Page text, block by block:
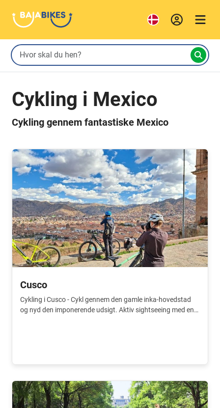
Cykling i Mexico
Cykling gennem fantastiske Mexico
Cusco
Cykling i Cusco - Cykl gennem den gamle inka-hovedstad
og nyd den imponerende udsigt. Aktiv sightseeing med en